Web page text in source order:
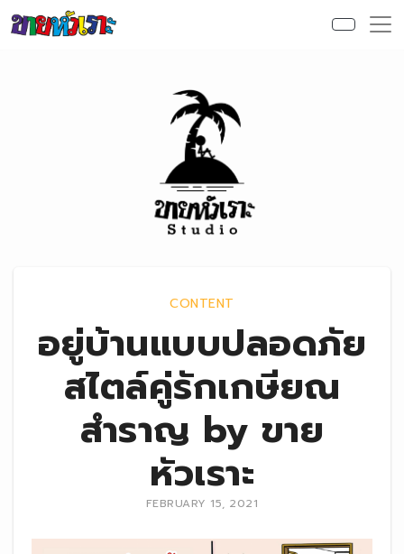
Skip to content
CONTENT
อยู่บ้านแบบปลอดภัย
สไตล์คู่รักเกษียณ
สำราญ by ขาย
หัวเราะ
FEBRUARY 15, 2021